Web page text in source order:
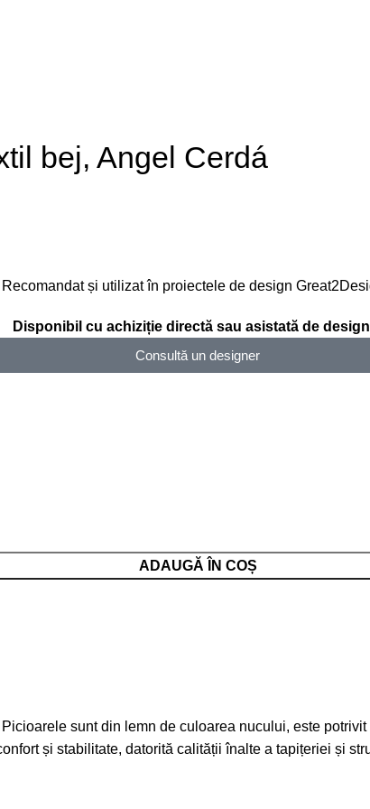
bej, Angel Cerdá
Recomandat și utilizat în proiectele de design
Disponibil cu achiziție directă sau asistată de
Consultă un designer
ADAUGĂ ÎN COȘ
sunt din lemn de culoarea nucului, este
și stabilitate, datorită calității înalte a tapițeriei și